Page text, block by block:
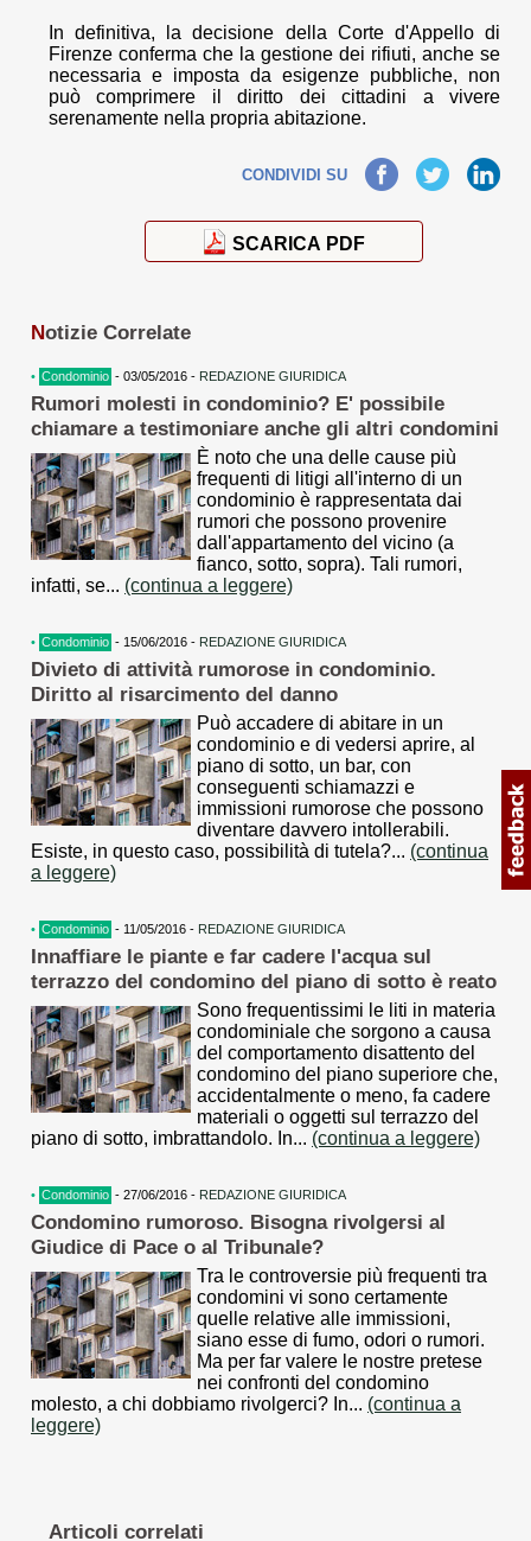
In definitiva, la decisione della Corte d'Appello di
Firenze conferma che la gestione dei rifiuti, anche se
necessaria e imposta da esigenze pubbliche, non
può comprimere il diritto dei cittadini a vivere
serenamente nella propria abitazione.
CONDIVIDI SUFacebook TwitterLinkedIn
SCARICA PDF
Notizie Correlate
• Condominio - 03/05/2016 - REDAZIONE GIURIDICA
Rumori molesti in condominio? E' possibile
chiamare a testimoniare anche gli altri condomini
È noto che una delle cause più
frequenti di litigi all'interno di un
condominio è rappresentata dai
rumori che possono provenire
dall'appartamento del vicino (a
fianco, sotto, sopra). Tali rumori,
infatti, se... (continua a leggere)
• Condominio - 15/06/2016 - REDAZIONE GIURIDICA
Divieto di attività rumorose in condominio.
Diritto al risarcimento del danno
Può accadere di abitare in un
condominio e di vedersi aprire, al
piano di sotto, un bar, con
conseguenti schiamazzi e
immissioni rumorose che possono
diventare davvero intollerabili.
Esiste, in questo caso, possibilità di tutela?... (continua
a leggere)
• Condominio - 11/05/2016 - REDAZIONE GIURIDICA
Innaffiare le piante e far cadere l'acqua sul
terrazzo del condomino del piano di sotto è reato
Sono frequentissimi le liti in materia
condominiale che sorgono a causa
del comportamento disattento del
condomino del piano superiore che,
accidentalmente o meno, fa cadere
materiali o oggetti sul terrazzo del
piano di sotto, imbrattandolo. In... (continua a leggere)
• Condominio - 27/06/2016 - REDAZIONE GIURIDICA
Condomino rumoroso. Bisogna rivolgersi al
Giudice di Pace o al Tribunale?
Tra le controversie più frequenti tra
condomini vi sono certamente
quelle relative alle immissioni,
siano esse di fumo, odori o rumori.
Ma per far valere le nostre pretese
nei confronti del condomino
molesto, a chi dobbiamo rivolgerci? In... (continua a
leggere)
Articoli correlati